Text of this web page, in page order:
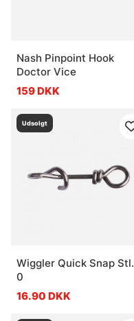
Nash Pinpoint Hook
Doctor Vice
159 DKK
Udsolgt
Wiggler Quick Snap Stl.
0
16.90 DKK